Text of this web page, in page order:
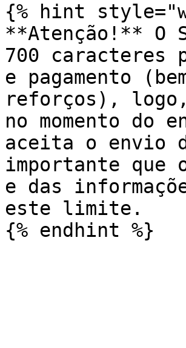
{% hint
**Atenção!** O
700 caracteres
e pagamento
reforços),
no momento do
aceita o envio
importante
e das
este limite.